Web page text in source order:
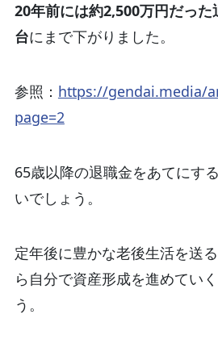
20年前には約2,500万円だった
台にまで下がりました。
参照： https://gendai.media/
page=2
65歳以降の退職金をあてにす
いでしょう。
定年後に豊かな老後生活を送
ら自分で資産形成を進めてい
う。